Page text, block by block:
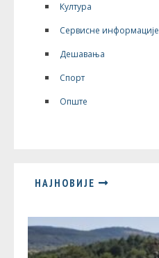
Култура
Сервисне информације
Дешавања
Спорт
Опште
НАЈНОВИЈЕ